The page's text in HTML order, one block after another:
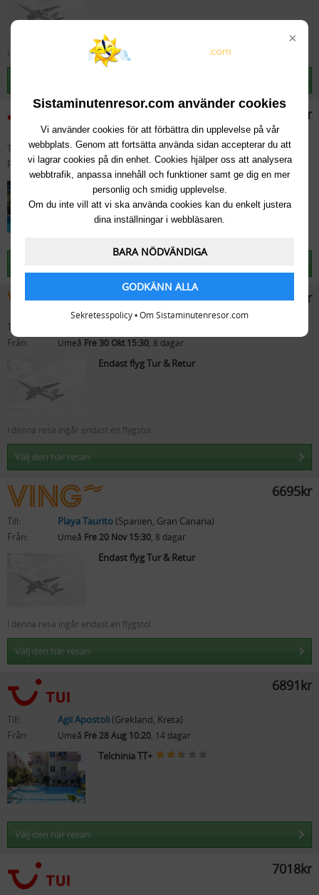
×
Sistaminutenresor.com använder cookies
Vi använder cookies för att förbättra din upplevelse på vår
webbplats. Genom att fortsätta använda sidan accepterar du att
vi lagrar cookies på din enhet. Cookies hjälper oss att analysera
webbtrafik, anpassa innehåll och funktioner samt ge dig en mer
personlig och smidig upplevelse.
Om du inte vill att vi ska använda cookies kan du enkelt justera
dina inställningar i webbläsaren.
BARA NÖDVÄNDIGA
GODKÄNN ALLA
Sekretesspolicy•Om Sistaminutenresor.com
I denna resa ingår endast en flygstol
6035kr
Till: Chaniakusten, Kolimbari(Grekland, Kreta)
Från:
UmeåFre 28 Aug 10:20 , 14 dagar
SuneoClub Kastalia Village TTT+
6595kr
Till:
Från:
Umeå Fre 30 Okt 15:30, 8 dagar
Endast flyg Tur & Retur
I denna resa ingår endast en flygstol
Välj den här resan
6695kr
Till: Playa Taurito(Spanien, Gran Canaria)
Från:
Umeå Fre 20 Nov 15:30, 8 dagar
Endast flyg Tur & Retur
I denna resa ingår endast en flygstol
Välj den här resan
6891kr
Till: Agii Apostoli(Grekland, Kreta)
Från:
Umeå Fre 28 Aug 10:20, 14 dagar
Telchinia TT+
Välj den här resan
7018kr